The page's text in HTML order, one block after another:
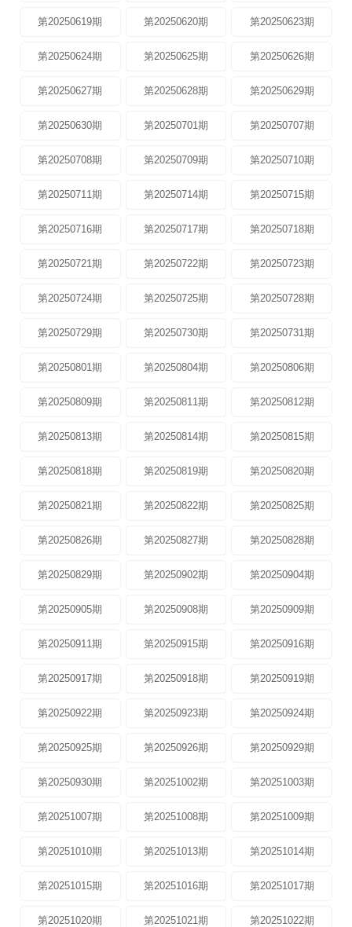
第20250619期 第20250620期 第20250623期
第20250624期 第20250625期 第20250626期
第20250627期 第20250628期 第20250629期
第20250630期 第20250701期 第20250707期
第20250708期 第20250709期 第20250710期
第20250711期 第20250714期 第20250715期
第20250716期 第20250717期 第20250718期
第20250721期 第20250722期 第20250723期
第20250724期 第20250725期 第20250728期
第20250729期 第20250730期 第20250731期
第20250801期 第20250804期 第20250806期
第20250809期 第20250811期 第20250812期
第20250813期 第20250814期 第20250815期
第20250818期 第20250819期 第20250820期
第20250821期 第20250822期 第20250825期
第20250826期 第20250827期 第20250828期
第20250829期 第20250902期 第20250904期
第20250905期 第20250908期 第20250909期
第20250911期 第20250915期 第20250916期
第20250917期 第20250918期 第20250919期
第20250922期 第20250923期 第20250924期
第20250925期 第20250926期 第20250929期
第20250930期 第20251002期 第20251003期
第20251007期 第20251008期 第20251009期
第20251010期 第20251013期 第20251014期
第20251015期 第20251016期 第20251017期
第20251020期 第20251021期 第20251022期